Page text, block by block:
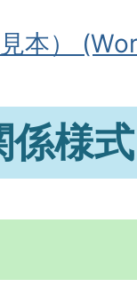
本）
係様式